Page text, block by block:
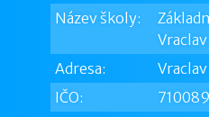
Název školy:
Adresa:
IČO: